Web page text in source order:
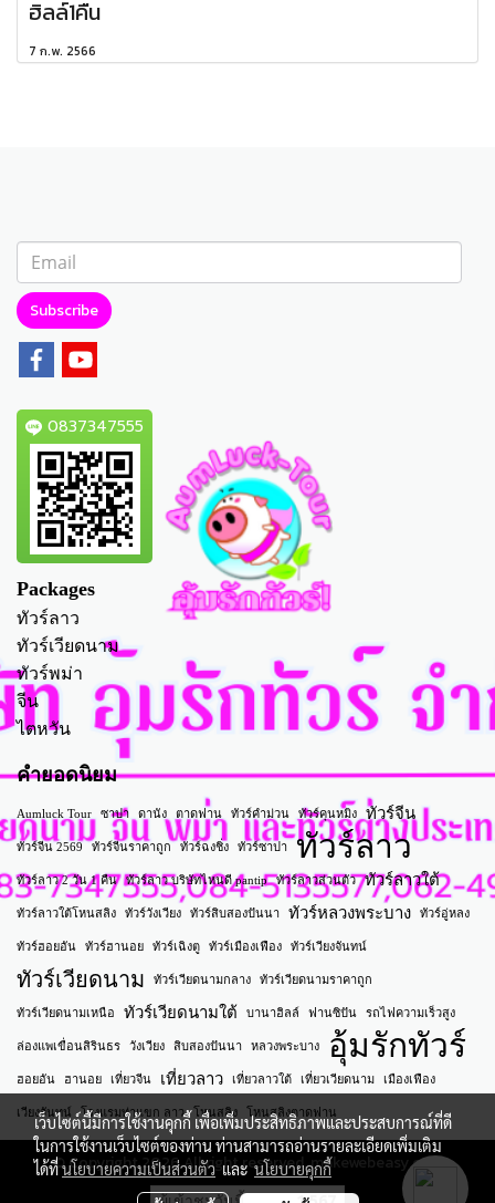
ฮิลล์1คืน
7 ก.พ. 2566
Subscribe
0837347555
Packages
ทัวร์ลาว
ทัวร์เวียดนาม
ทัวร์พม่า
จีน
ไตหวัน
คำยอดนิยม
Aumluck Tour ซาปา ดานัง ตาดฟาน ทัวร์คำม่วน ทัวร์คุนหมิง ทัวร์จีน
ทัวร์จีน 2569 ทัวร์จีนราคาถูก ทัวร์ฉงชิ่ง ทัวร์ซาปา ทัวร์ลาว
ทัวร์ลาว 2 วัน 1 คืน ทัวร์ลาว บริษัทไหนดี pantip ทัวร์ลาวส่วนตัว ทัวร์ลาวใต้
ทัวร์ลาวใต้โหนสลิง ทัวร์วังเวียง ทัวร์สิบสองปันนา ทัวร์หลวงพระบาง ทัวร์อู่หลง
ทัวร์ฮอยอัน ทัวร์ฮานอย ทัวร์เฉิงตู ทัวร์เมืองเฟือง ทัวร์เวียงจันทน์
ทัวร์เวียดนาม ทัวร์เวียดนามกลาง ทัวร์เวียดนามราคาถูก
ทัวร์เวียดนามเหนือ ทัวร์เวียดนามใต้ บานาฮิลล์ ฟานซิปัน รถไฟความเร็วสูง
ล่องแพเขื่อนสิรินธร วังเวียง สิบสองปันนา หลวงพระบาง อุ้มรักทัวร์
ฮอยอัน ฮานอย เที่ยวจีน เที่ยวลาว เที่ยวลาวใต้ เที่ยวเวียดนาม เมืองเฟือง
เวียงจันทน์ โรงแรมท่าแขก ลาว โหนสลิง โหนสลิงตาดฟาน
© Copyright 2026 All right reserved. makewebeasy.com
เว็บไซต์นี้มีการใช้งานคุกกี้ เพื่อเพิ่มประสิทธิภาพและประสบการณ์ที่ดี
ในการใช้งานเว็บไซต์ของท่าน ท่านสามารถอ่านรายละเอียดเพิ่มเติม
ได้ที่นโยบายความเป็นส่วนตัว และ นโยบายคุกกี้